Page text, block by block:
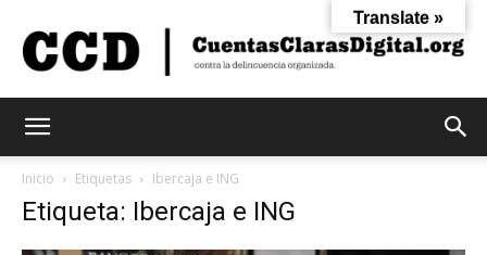
Inicio Etiquetas Ibercaja e ING
Etiqueta: Ibercaja e ING
Translate »